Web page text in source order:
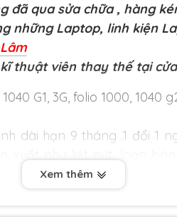
đã qua sửa chữa , hàng
những Laptop, linh kiện
thuật viên thay thế tại
G1, 3G, folio 1000, 1040
dài hạn 9 tháng .1 đổi 1
đơn hàng từ 1 triệu trở lên
hàng chất lượng cao.
Xem thêm